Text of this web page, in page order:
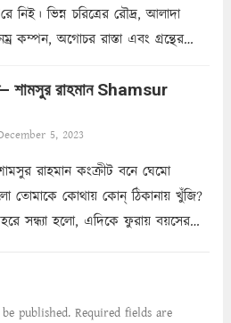
নিই। ভিন্ন চরিত্রের রৌদ্র, আলাদা
কম্পন, অগোচর রাস্তা এবং গ্রন্থের
মিথুন মূর্তি, লোপামুদ্রা ভীষণ বিব্রত
শামসুর রাহমান Shamsur
5, 2023
রাহমান কংক্রীট বনে ঘেমো
তোমাকে কোথায় কোন্‌ ঠিকানায় খুঁজি?
সন্ধ্যা হলো, এদিকে ফুরায় বয়সের
সখ্য গড়ে, তোমার গহন ঊর্মিল যৌবন
published. Required fields are